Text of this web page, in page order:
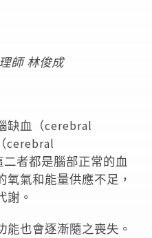
師 林俊成
缺血（cerebral
cerebral
者都是腦部正常的血
氣和能量供應不足，
謝。
能也會逐漸隨之喪失。